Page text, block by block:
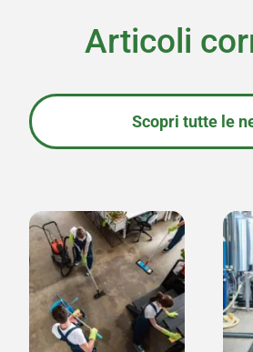
Articoli
Scopri tutte le